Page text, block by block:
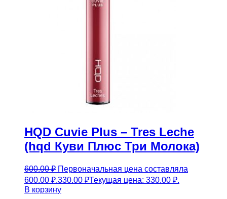
HQD Cuvie Plus – Tres Leche
(hqd Куви Плюс Три Молока)
600.00₽ Первоначальная цена составляла
600.00 ₽.330.00 ₽Текущая цена: 330.00 ₽.
В корзину